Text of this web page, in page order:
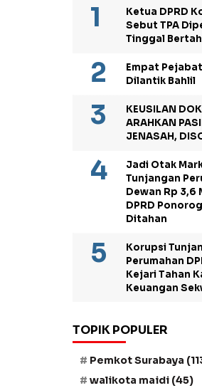
Ketua DPRD
Sebut TPA
Tinggal
Empat Pejabat
Dilantik Bahlil
KEUSILAN
ARAHKAN
JENASAH,
Jadi Otak
Tunjangan
Dewan Rp 3,6
DPRD
Ditahan
Korupsi
Perumahan
Kejari Tahan
Keuangan
TOPIK POPULER
Pemkot Surabaya
walikota maidi (45)